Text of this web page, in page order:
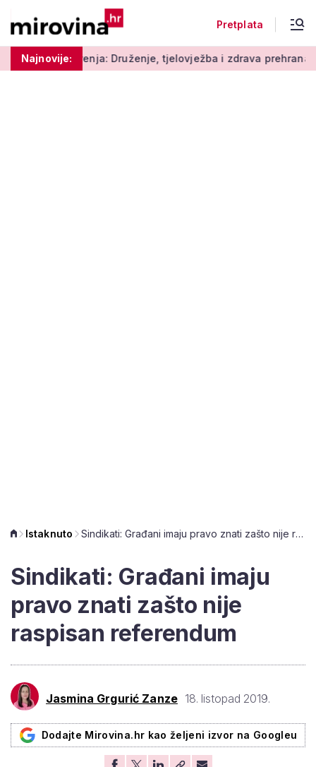
Pretplata
Najnovije:
Druženje, tjelovježba i zdrava prehrana za umirovljenike
Istaknuto Sindikati: Građani imaju pravo znati zašto nije raspisan referendum
Sindikati: Građani imaju
pravo znati zašto nije
raspisan referendum
Jasmina Grgurić Zanze 18. listopad 2019.
Dodajte Mirovina.hr kao željeni izvor na Googleu